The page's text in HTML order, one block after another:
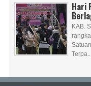
Hari
KAB.
Terpa...